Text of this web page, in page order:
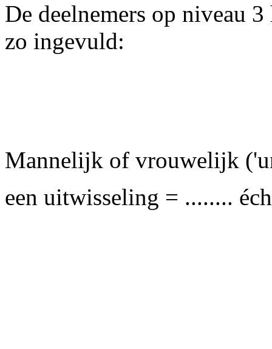
De deelnemers op niveau
zo ingevuld:
Mannelijk of vrouwelijk
een uitwisseling = ........